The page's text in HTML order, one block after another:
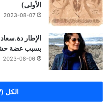
الأولى)
2023-08-07
الإطار
بسبب عضة
2023-08-06
الكل (9547)